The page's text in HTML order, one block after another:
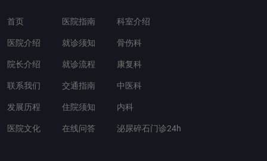
首页
医院介绍
院长介绍
联系我们
发展历程
医院文化
医院指南
就诊须知
就诊流程
交通指南
住院须知
在线问答
科室介绍
骨伤科
康复科
中医科
内科
泌尿碎石门诊24h